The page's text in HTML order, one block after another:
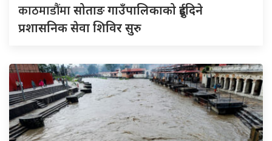
काठमाडौंमासोताङ गाउँपालिकाको दुईदिने
प्रशासनिक सेवा शिविर सुरु